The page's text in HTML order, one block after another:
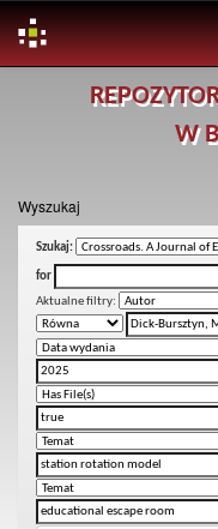
W
Wyszukaj
Szukaj:
for
Aktualne filtry: